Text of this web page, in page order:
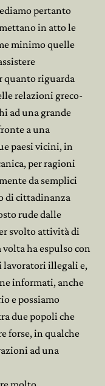
pertanto
in atto le
minimo quelle
quanto riguarda
relazioni greco-
ad una grande
a una
paesi vicini, in
per ragioni
da semplici
di cittadinanza
rude dalle
svolto attività di
volta ha espulso con
lavoratori illegali e,
informati, anche
e possiamo
due popoli che
forse, in qualche
ad una